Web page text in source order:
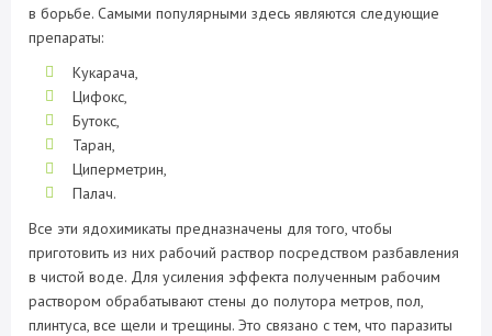
в борьбе. Самыми популярными здесь являются следующие
препараты:
Кукарача,
Цифокс,
Бутокс,
Таран,
Циперметрин,
Палач.
Все эти ядохимикаты предназначены для того, чтобы
приготовить из них рабочий раствор посредством разбавления
в чистой воде. Для усиления эффекта полученным рабочим
раствором обрабатывают стены до полутора метров, пол,
плинтуса, все щели и трещины. Это связано с тем, что паразиты